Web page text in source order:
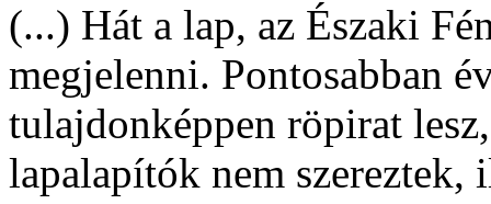
(...) Hát a lap, az Északi
megjelenni. Pontosabban
tulajdonképpen röpirat
lapalapítók nem szereztek,